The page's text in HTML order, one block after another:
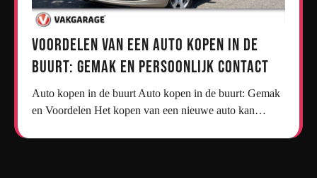
Voordelen van een Auto Kopen in de
Buurt: Gemak en Persoonlijk Contact
Auto kopen in de buurt Auto kopen in de buurt: Gemak
en Voordelen Het kopen van een nieuwe auto kan…